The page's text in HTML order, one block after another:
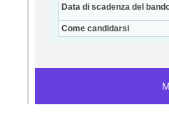
Data di scadenza del
Come candidarsi